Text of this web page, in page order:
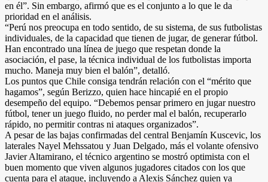
en él”. Sin embargo, afirmó que es el conjunto a lo que le da
prioridad en el análisis.
“Perú nos preocupa en todo sentido, de su sistema, de sus futbolistas
individuales, de la capacidad que tienen de jugar, de generar fútbol.
Han encontrado una línea de juego que respetan donde la
asociación, el pase, la técnica individual de los futbolistas importa
mucho. Maneja muy bien el balón”, detalló.
Los puntos que Chile consiga tendrán relación con el “mérito que
hagamos”, según Berizzo, quien hace hincapié en el propio
desempeño del equipo. “Debemos pensar primero en jugar nuestro
fútbol, tener un juego fluido, no perder mal el balón, recuperarlo
rápido, no permitir contras ni ataques organizados”.
A pesar de las bajas confirmadas del central Benjamín Kuscevic, los
laterales Nayel Mehssatou y Juan Delgado, más el volante ofensivo
Javier Altamirano, el técnico argentino se mostró optimista con el
buen momento que viven algunos jugadores citados con los que
cuenta para el ataque, incluyendo a Alexis Sánchez quien ya